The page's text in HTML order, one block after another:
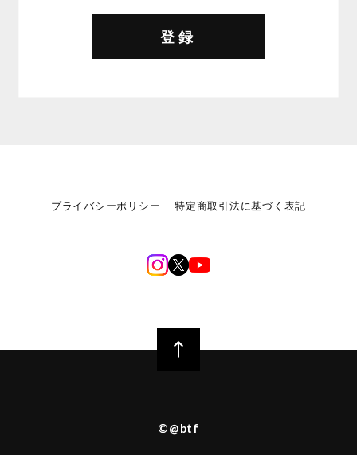
登録
プライバシーポリシー 特定商取引法に基づく表記
©︎@btf